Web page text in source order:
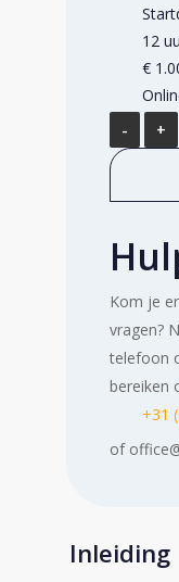
12
€
op
aantal
Kom je
vragen?
telefoon
bereiken
+31
of
Inleiding